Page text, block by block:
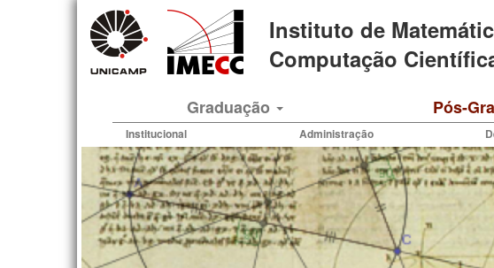
Instituto de
Computação
Graduação Pós-
Institucional Administração